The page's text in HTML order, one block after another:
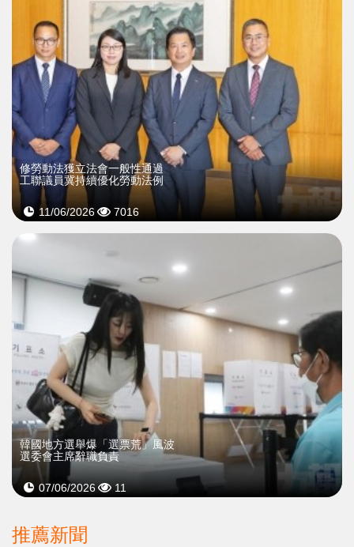
修勞動法獲立法會一般性通過
工聯議員冀持續優化勞動法例
11/06/2026 7016
韓國地方選舉爆「選票荒」風波
選委會主席辭職負責
07/06/2026 11
推薦新聞